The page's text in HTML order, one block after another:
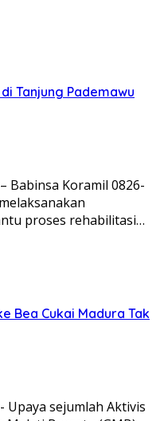
Tanjung Pademawu
Babinsa Koramil 0826-
proses rehabilitasi…
Bea Cukai Madura Tak
Upaya sejumlah Aktivis